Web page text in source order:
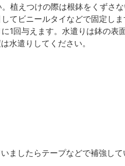
植えつけの際は根鉢をくずさ
てビニールタイなどで固定し
1回与えます。水遣りは鉢の表
水遣りしてください。
ましたらテープなどで補強し